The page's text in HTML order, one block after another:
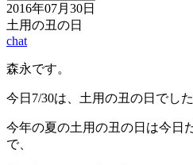
2016年07月30日
土用の丑の日
chat
森永です。
今日7/30は、土用の丑の日でした
今年の夏の土用の丑の日は今日
で、